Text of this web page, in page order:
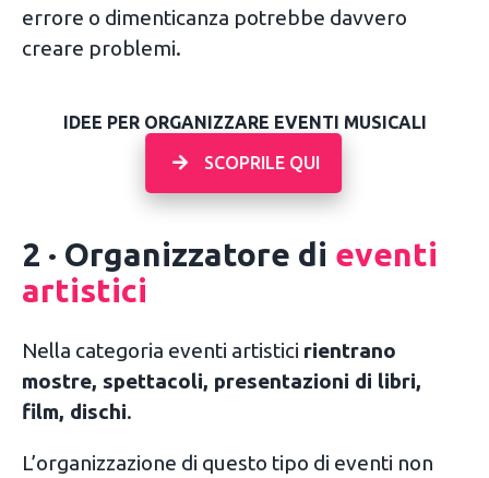
errore o dimenticanza potrebbe davvero
creare problemi.
IDEE PER ORGANIZZARE EVENTI MUSICALI
SCOPRILE QUI
2 · Organizzatore di eventi
artistici
Nella categoria eventi artistici rientrano
mostre, spettacoli, presentazioni di libri,
film, dischi.
L’organizzazione di questo tipo di eventi non